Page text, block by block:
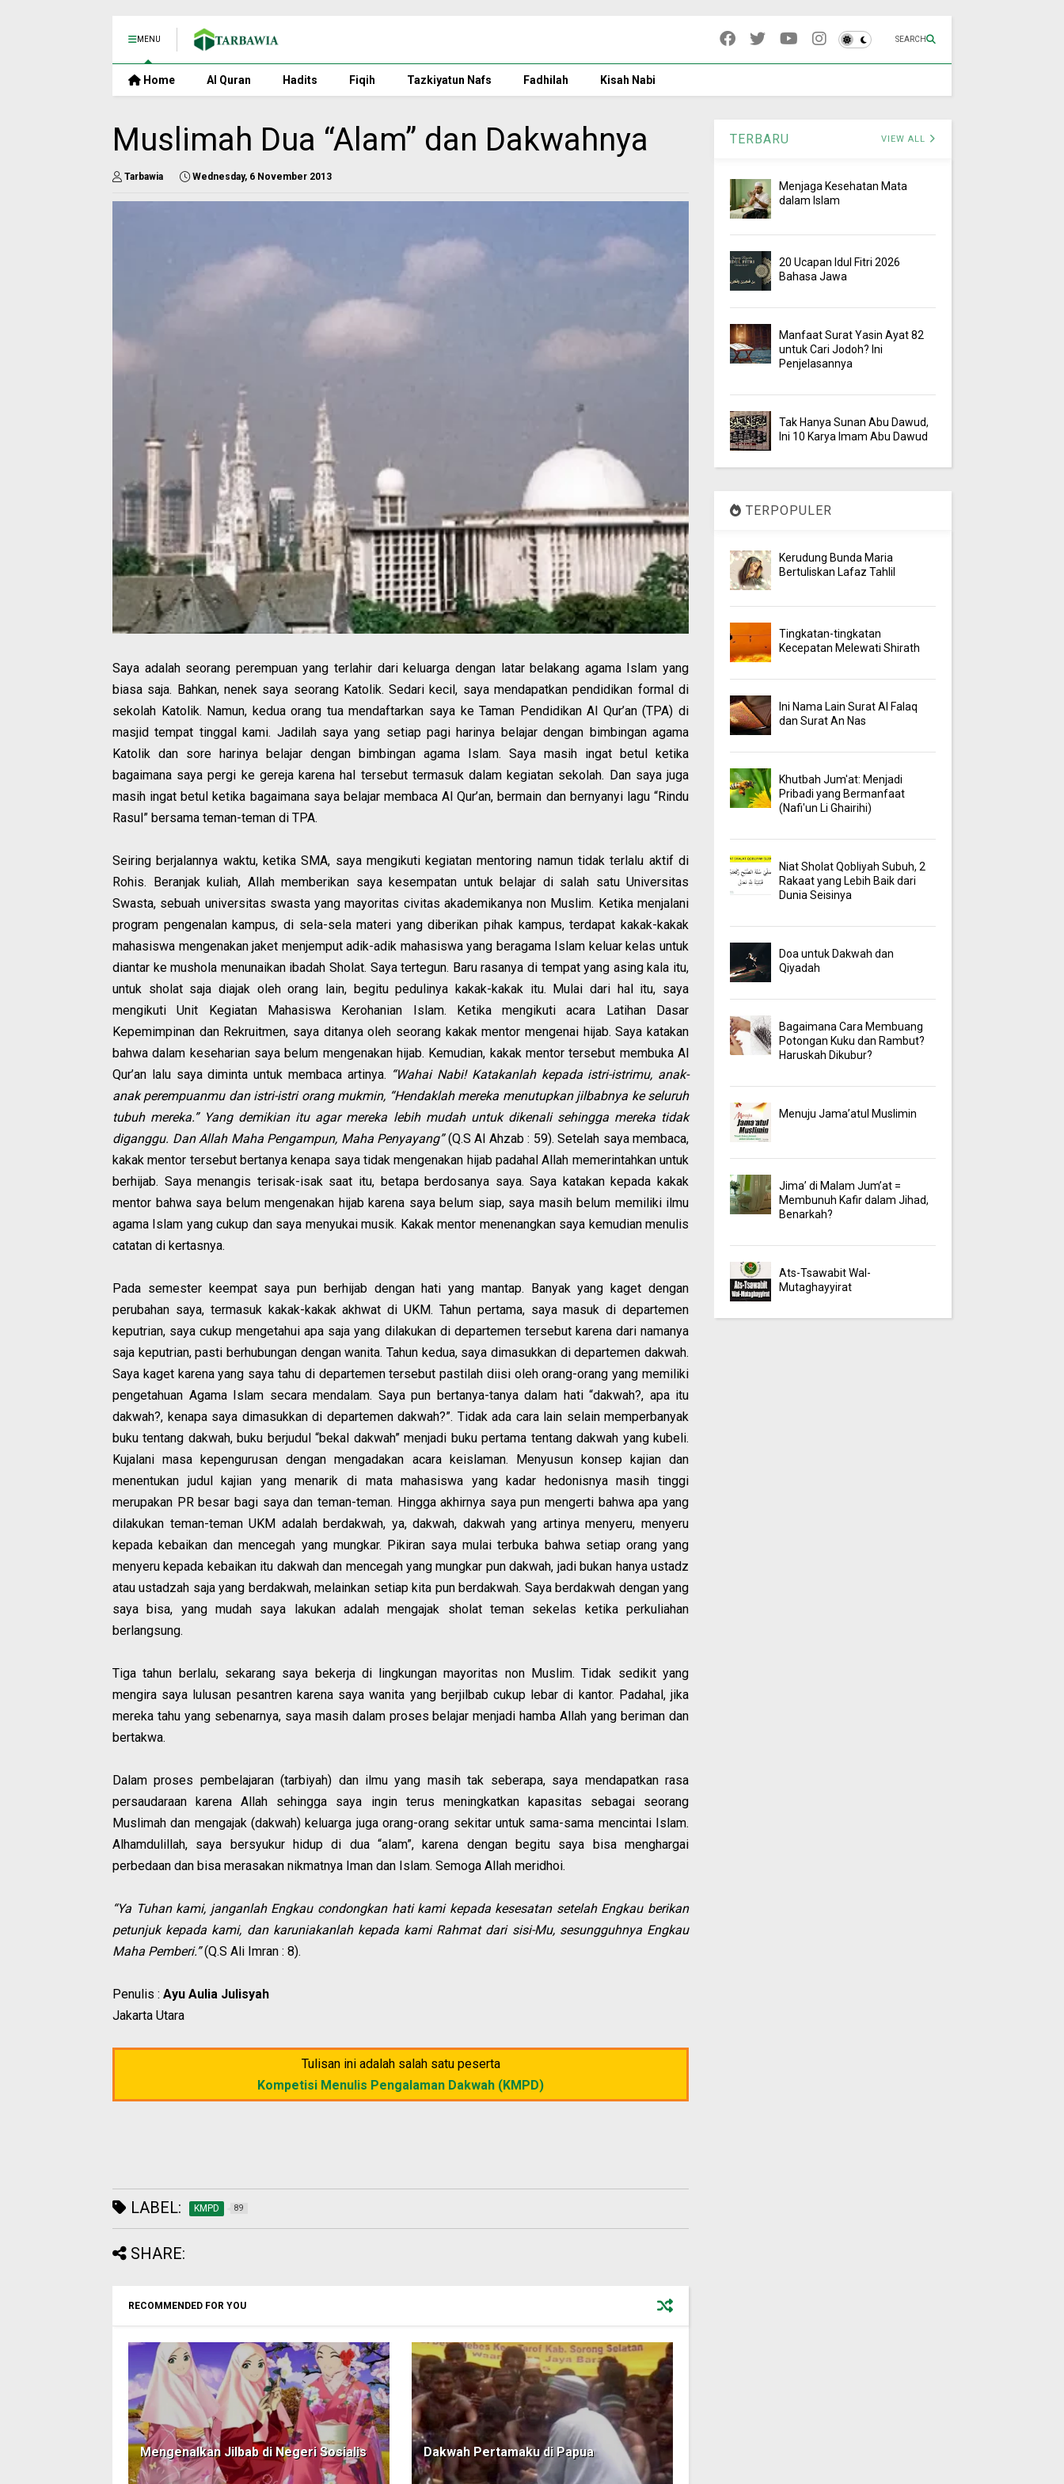
MENU SEARCH
Home Al Quran Hadits Fiqih Tazkiyatun Nafs Fadhilah Kisah Nabi
Muslimah Dua “Alam” dan Dakwahnya
Tarbawia Wednesday, 6 November 2013
Saya adalah seorang perempuan yang terlahir dari keluarga dengan latar belakang agama Islam yang
biasa saja. Bahkan, nenek saya seorang Katolik. Sedari kecil, saya mendapatkan pendidikan formal di
sekolah Katolik. Namun, kedua orang tua mendaftarkan saya ke Taman Pendidikan Al Qur’an (TPA) di
masjid tempat tinggal kami. Jadilah saya yang setiap pagi harinya belajar dengan bimbingan agama
Katolik dan sore harinya belajar dengan bimbingan agama Islam. Saya masih ingat betul ketika
bagaimana saya pergi ke gereja karena hal tersebut termasuk dalam kegiatan sekolah. Dan saya juga
masih ingat betul ketika bagaimana saya belajar membaca Al Qur’an, bermain dan bernyanyi lagu “Rindu
Rasul” bersama teman-teman di TPA.
Seiring berjalannya waktu, ketika SMA, saya mengikuti kegiatan mentoring namun tidak terlalu aktif di
Rohis. Beranjak kuliah, Allah memberikan saya kesempatan untuk belajar di salah satu Universitas
Swasta, sebuah universitas swasta yang mayoritas civitas akademikanya non Muslim. Ketika menjalani
program pengenalan kampus, di sela-sela materi yang diberikan pihak kampus, terdapat kakak-kakak
mahasiswa mengenakan jaket menjemput adik-adik mahasiswa yang beragama Islam keluar kelas untuk
diantar ke mushola menunaikan ibadah Sholat. Saya tertegun. Baru rasanya di tempat yang asing kala itu,
untuk sholat saja diajak oleh orang lain, begitu pedulinya kakak-kakak itu. Mulai dari hal itu, saya
mengikuti Unit Kegiatan Mahasiswa Kerohanian Islam. Ketika mengikuti acara Latihan Dasar
Kepemimpinan dan Rekruitmen, saya ditanya oleh seorang kakak mentor mengenai hijab. Saya katakan
bahwa dalam keseharian saya belum mengenakan hijab. Kemudian, kakak mentor tersebut membuka Al
Qur’an lalu saya diminta untuk membaca artinya. “Wahai Nabi! Katakanlah kepada istri-istrimu, anak-
anak perempuanmu dan istri-istri orang mukmin, “Hendaklah mereka menutupkan jilbabnya ke seluruh
tubuh mereka.” Yang demikian itu agar mereka lebih mudah untuk dikenali sehingga mereka tidak
diganggu. Dan Allah Maha Pengampun, Maha Penyayang”(Q.S Al Ahzab : 59). Setelah saya membaca,
kakak mentor tersebut bertanya kenapa saya tidak mengenakan hijab padahal Allah memerintahkan untuk
berhijab. Saya menangis terisak-isak saat itu, betapa berdosanya saya. Saya katakan kepada kakak
mentor bahwa saya belum mengenakan hijab karena saya belum siap, saya masih belum memiliki ilmu
agama Islam yang cukup dan saya menyukai musik. Kakak mentor menenangkan saya kemudian menulis
catatan di kertasnya.
Pada semester keempat saya pun berhijab dengan hati yang mantap. Banyak yang kaget dengan
perubahan saya, termasuk kakak-kakak akhwat di UKM. Tahun pertama, saya masuk di departemen
keputrian, saya cukup mengetahui apa saja yang dilakukan di departemen tersebut karena dari namanya
saja keputrian, pasti berhubungan dengan wanita. Tahun kedua, saya dimasukkan di departemen dakwah.
Saya kaget karena yang saya tahu di departemen tersebut pastilah diisi oleh orang-orang yang memiliki
pengetahuan Agama Islam secara mendalam. Saya pun bertanya-tanya dalam hati “dakwah?, apa itu
dakwah?, kenapa saya dimasukkan di departemen dakwah?”. Tidak ada cara lain selain memperbanyak
buku tentang dakwah, buku berjudul “bekal dakwah” menjadi buku pertama tentang dakwah yang kubeli.
Kujalani masa kepengurusan dengan mengadakan acara keislaman. Menyusun konsep kajian dan
menentukan judul kajian yang menarik di mata mahasiswa yang kadar hedonisnya masih tinggi
merupakan PR besar bagi saya dan teman-teman. Hingga akhirnya saya pun mengerti bahwa apa yang
dilakukan teman-teman UKM adalah berdakwah, ya, dakwah, dakwah yang artinya menyeru, menyeru
kepada kebaikan dan mencegah yang mungkar. Pikiran saya mulai terbuka bahwa setiap orang yang
menyeru kepada kebaikan itu dakwah dan mencegah yang mungkar pun dakwah, jadi bukan hanya ustadz
atau ustadzah saja yang berdakwah, melainkan setiap kita pun berdakwah. Saya berdakwah dengan yang
saya bisa, yang mudah saya lakukan adalah mengajak sholat teman sekelas ketika perkuliahan
berlangsung.
Tiga tahun berlalu, sekarang saya bekerja di lingkungan mayoritas non Muslim. Tidak sedikit yang
mengira saya lulusan pesantren karena saya wanita yang berjilbab cukup lebar di kantor. Padahal, jika
mereka tahu yang sebenarnya, saya masih dalam proses belajar menjadi hamba Allah yang beriman dan
bertakwa.
Dalam proses pembelajaran (tarbiyah) dan ilmu yang masih tak seberapa, saya mendapatkan rasa
persaudaraan karena Allah sehingga saya ingin terus meningkatkan kapasitas sebagai seorang
Muslimah dan mengajak (dakwah) keluarga juga orang-orang sekitar untuk sama-sama mencintai Islam.
Alhamdulillah, saya bersyukur hidup di dua “alam”, karena dengan begitu saya bisa menghargai
perbedaan dan bisa merasakan nikmatnya Iman dan Islam. Semoga Allah meridhoi.
“Ya Tuhan kami, janganlah Engkau condongkan hati kami kepada kesesatan setelah Engkau berikan
petunjuk kepada kami, dan karuniakanlah kepada kami Rahmat dari sisi-Mu, sesungguhnya Engkau
Maha Pemberi.”(Q.S Ali Imran : 8).
Penulis : Ayu Aulia Julisyah
Jakarta Utara
Tulisan ini adalah salah satu peserta
Kompetisi Menulis Pengalaman Dakwah (KMPD)
LABEL: KMPD 89
SHARE:
RECOMMENDED FOR YOU
Mengenalkan Jilbab di Negeri Sosialis Dakwah Pertamaku di Papua
TERBARU VIEW ALL
Menjaga Kesehatan Mata
dalam Islam
20 Ucapan Idul Fitri 2026
Bahasa Jawa
Manfaat Surat Yasin Ayat 82
untuk Cari Jodoh? Ini
Penjelasannya
Tak Hanya Sunan Abu Dawud,
Ini 10 Karya Imam Abu Dawud
TERPOPULER
Kerudung Bunda Maria
Bertuliskan Lafaz Tahlil
Tingkatan-tingkatan
Kecepatan Melewati Shirath
Ini Nama Lain Surat Al Falaq
dan Surat An Nas
Khutbah Jum'at: Menjadi
Pribadi yang Bermanfaat
(Nafi'un Li Ghairihi)
Niat Sholat Qobliyah Subuh, 2
Rakaat yang Lebih Baik dari
Dunia Seisinya
Doa untuk Dakwah dan
Qiyadah
Bagaimana Cara Membuang
Potongan Kuku dan Rambut?
Haruskah Dikubur?
Menuju Jama’atul Muslimin
Jima’ di Malam Jum’at =
Membunuh Kafir dalam Jihad,
Benarkah?
Ats-Tsawabit Wal-
Mutaghayyirat